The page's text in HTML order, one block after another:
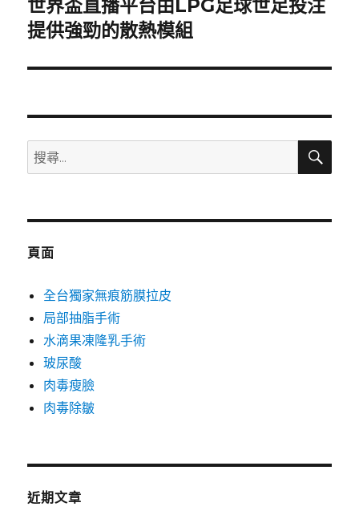
下
一
文
世界盃直播平台由LPG足球世足投注
提供強勁的散熱模組
搜
尋
鍵
搜
頁面
全台獨家無痕筋膜拉皮
局部抽脂手術
水滴果凍隆乳手術
玻尿酸
肉毒瘦臉
肉毒除皺
近期文章